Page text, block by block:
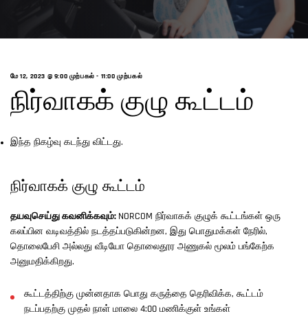
மே 12, 2023 @ 9:00 முற்பகல் - 11:00 முற்பகல்
நிர்வாகக் குழு கூட்டம்
இந்த நிகழ்வு கடந்து விட்டது.
நிர்வாகக் குழு கூட்டம்
தயவுசெய்து கவனிக்கவும்: NORCOM நிர்வாகக் குழுக் கூட்டங்கள் ஒரு
கலப்பின வடிவத்தில் நடத்தப்படுகின்றன, இது பொதுமக்கள் நேரில்,
தொலைபேசி அல்லது வீடியோ தொலைதூர அணுகல் மூலம் பங்கேற்க
அனுமதிக்கிறது.
கூட்டத்திற்கு முன்னதாக பொது கருத்தை தெரிவிக்க, கூட்டம்
நடப்பதற்கு முதல் நாள் மாலை 4:00 மணிக்குள் உங்கள்